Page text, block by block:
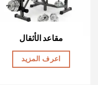
مقاعد الأثقال
اعرف المزيد